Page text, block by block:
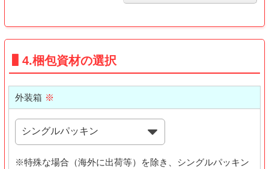
4.梱包資材の選択
外装箱 ※
※特殊な場合（海外に出荷等）を除き、シングルパッキン